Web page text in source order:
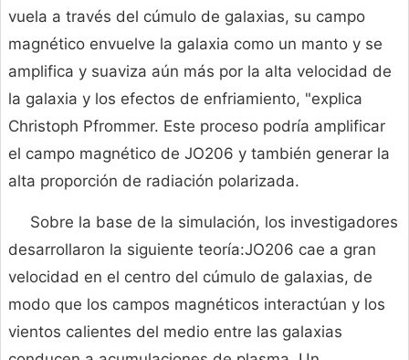
vuela a través del cúmulo de galaxias, su campo
magnético envuelve la galaxia como un manto y se
amplifica y suaviza aún más por la alta velocidad de
la galaxia y los efectos de enfriamiento, "explica
Christoph Pfrommer. Este proceso podría amplificar
el campo magnético de JO206 y también generar la
alta proporción de radiación polarizada.
Sobre la base de la simulación, los investigadores
desarrollaron la siguiente teoría:JO206 cae a gran
velocidad en el centro del cúmulo de galaxias, de
modo que los campos magnéticos interactúan y los
vientos calientes del medio entre las galaxias